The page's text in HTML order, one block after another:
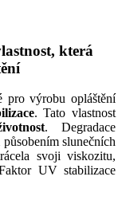
která
pro výrobu opláštění
. Tato vlastnost
. Degradace
slunečních
svoji viskozitu,
UV stabilizace